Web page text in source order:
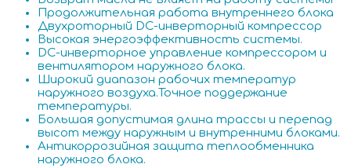
Продолжительная работа внутреннего блока
Двухроторный DC-инверторный компрессор
Высокая энергоэффективность системы.
DC-инверторное управление компрессором и
вентилятором наружного блока.
Широкий диапазон рабочих температур
наружного воздуха.Точное поддержание
температуры.
Большая допустимая длина трассы и перепад
высот между наружным и внутренними блоками.
Антикоррозийная защита теплообменника
наружного блока.